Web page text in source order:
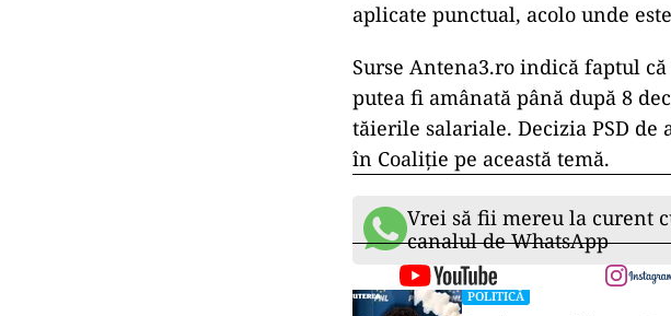
aplicate punctual, acolo unde
Surse Antena3.ro indică faptul
putea fi amânată până după 8
tăierile salariale. Decizia PSD
în Coaliție pe această temă.
Vrei să fii mereu la curent
canalul de WhatsApp
POLITICĂ